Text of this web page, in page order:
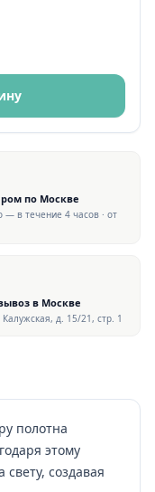
по Москве
— в течение 4 часов · от
в Москве
д. 15/21, стр. 1
полотна
этому
создавая